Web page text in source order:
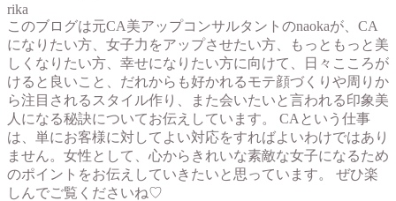
rika
このブログは元CA美アップコンサルタントのnaokaが、CA
になりたい方、女子力をアップさせたい方、もっともっと美
しくなりたい方、幸せになりたい方に向けて、日々こころが
けると良いこと、だれからも好かれるモテ顔づくりや周りか
ら注目されるスタイル作り、また会いたいと言われる印象美
人になる秘訣についてお伝えしています。 CAという仕事
は、単にお客様に対してよい対応をすればよいわけではあり
ません。女性として、心からきれいな素敵な女子になるため
のポイントをお伝えしていきたいと思っています。 ぜひ楽
しんでご覧くださいね♡